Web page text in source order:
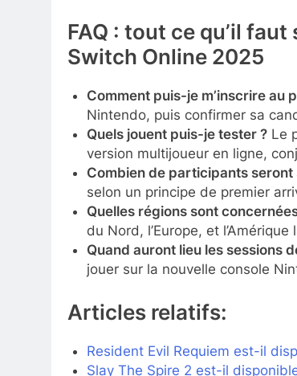
FAQ : tout ce qu’il
Switch Online 2025
Comment puis-je m’inscrire au
Nintendo, puis confirmer sa
Quels jouent puis-je tester ?Le
version multijoueur en ligne,
Combien de participants seront
selon un principe de premier
Quelles régions sont
du Nord, l’Europe, et l’Amérique
Quand auront lieu les sessions
jouer sur la nouvelle console
Articles relatifs:
Resident Evil Requiem est-il
Slay The Spire 2 est-il